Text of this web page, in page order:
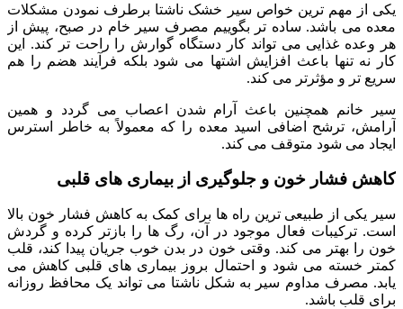
یکی از مهم ترین خواص سیر خشک ناشتا برطرف نمودن مشکلات
معده می باشد. ساده تر بگوییم مصرف سیر خام در صبح، پیش از
هر وعده غذایی می تواند کار دستگاه گوارش را راحت تر کند. این
کار نه تنها باعث افزایش اشتها می شود بلکه فرآیند هضم را هم
سریع تر و مؤثرتر می کند.
سیر خانم همچنین باعث آرام شدن اعصاب می گردد و همین
آرامش، ترشح اضافی اسید معده را که معمولاً به خاطر استرس
ایجاد می شود متوقف می کند.
کاهش فشار خون و جلوگیری از بیماری های قلبی
سیر یکی از طبیعی ترین راه ها برای کمک به کاهش فشار خون بالا
است. ترکیبات فعال موجود در آن، رگ ها را بازتر کرده و گردش
خون را بهتر می کند. وقتی خون در بدن خوب جریان پیدا کند، قلب
کمتر خسته می شود و احتمال بروز بیماری های قلبی کاهش می
یابد. مصرف مداوم سیر به شکل ناشتا می تواند یک محافظ روزانه
برای قلب باشد.